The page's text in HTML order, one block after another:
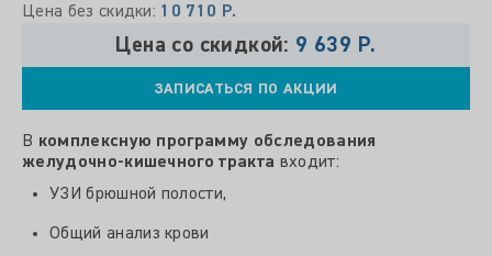
Цена без скидки: 10 710 Р.
Цена со скидкой: 9 639 Р.
ЗАПИСАТЬСЯ ПО АКЦИИ
В комплексную программу обследования
желудочно-кишечного тракта входит:
УЗИ брюшной полости,
Общий анализ крови